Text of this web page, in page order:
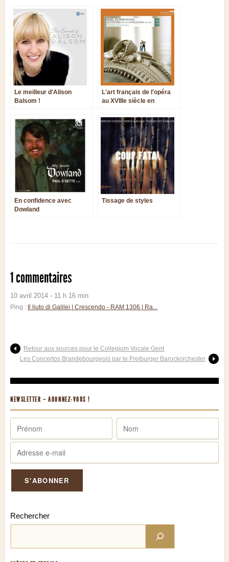
Le meilleur d'Alison
Balsom !
L'art français de l'opéra
au XVIIIe siècle en
En confidence avec
Dowland
Tissage de styles
1 commentaires
10 avril 2014 - 11 h 16 min
Ping : Il liuto di Galilei | Crescendo - RAM 1306 | Ra...
Retour aux sources pour le Collegium Vocale Gent
Les Concertos Brandebourgeois par le Freiburger Barockorchester
NEWSLETTER – ABONNEZ-VOUS !
Rechercher